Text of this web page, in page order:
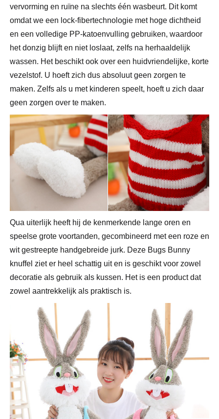
vervorming en ruïne na slechts één wasbeurt. Dit komt
omdat we een lock-fibertechnologie met hoge dichtheid
en een volledige PP-katoenvulling gebruiken, waardoor
het donzig blijft en niet loslaat, zelfs na herhaaldelijk
wassen. Het beschikt ook over een huidvriendelijke, korte
vezelstof. U hoeft zich dus absoluut geen zorgen te
maken. Zelfs als u met kinderen speelt, hoeft u zich daar
geen zorgen over te maken.
Qua uiterlijk heeft hij de kenmerkende lange oren en
speelse grote voortanden, gecombineerd met een roze en
wit gestreepte handgebreide jurk. Deze Bugs Bunny
knuffel ziet er heel schattig uit en is geschikt voor zowel
decoratie als gebruik als kussen. Het is een product dat
zowel aantrekkelijk als praktisch is.